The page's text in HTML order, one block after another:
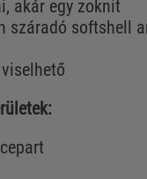
akár egy zoknit
száradó softshell